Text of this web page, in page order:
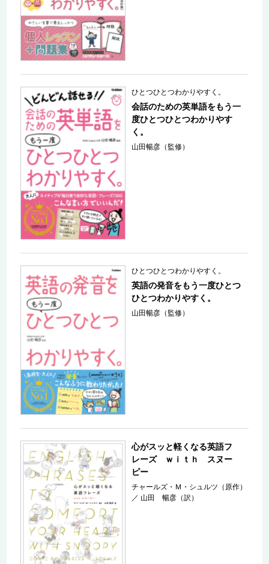
ひとつひとつわかりやすく。
会話のための英単語をもう一
度ひとつひとつわかりやす
く。
山田暢彦（監修）
ひとつひとつわかりやすく。
英語の発音をもう一度ひとつ
ひとつわかりやすく。
山田暢彦（監修）
心がスッと軽くなる英語フ
レーズ ｗｉｔｈ スヌー
ピー
チャールズ・Ｍ・シュルツ（原作）
／ 山田 暢彦（訳）